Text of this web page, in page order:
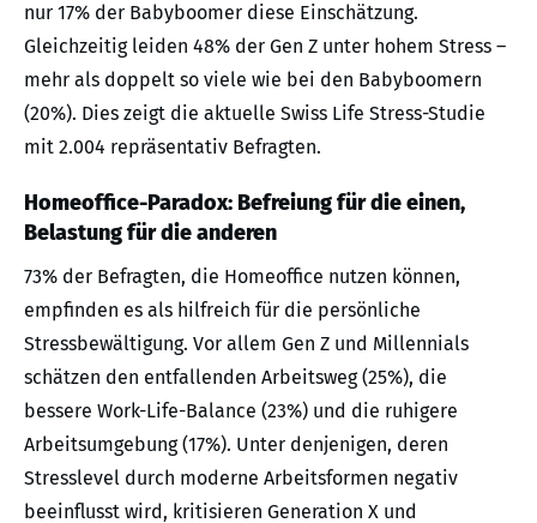
nur 17% der Babyboomer diese Einschätzung.
Gleichzeitig leiden 48% der Gen Z unter hohem Stress –
mehr als doppelt so viele wie bei den Babyboomern
(20%). Dies zeigt die aktuelle Swiss Life Stress-Studie
mit 2.004 repräsentativ Befragten.
Homeoffice-Paradox: Befreiung für die einen,
Belastung für die anderen
73% der Befragten, die Homeoffice nutzen können,
empfinden es als hilfreich für die persönliche
Stressbewältigung. Vor allem Gen Z und Millennials
schätzen den entfallenden Arbeitsweg (25%), die
bessere Work-Life-Balance (23%) und die ruhigere
Arbeitsumgebung (17%). Unter denjenigen, deren
Stresslevel durch moderne Arbeitsformen negativ
beeinflusst wird, kritisieren Generation X und